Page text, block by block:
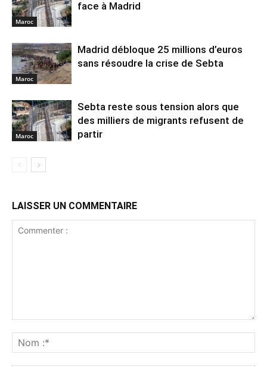
Maroc
face à Madrid
Maroc
Madrid débloque 25 millions d’euros
sans résoudre la crise de Sebta
Maroc
Sebta reste sous tension alors que
des milliers de migrants refusent de
partir
LAISSER UN COMMENTAIRE